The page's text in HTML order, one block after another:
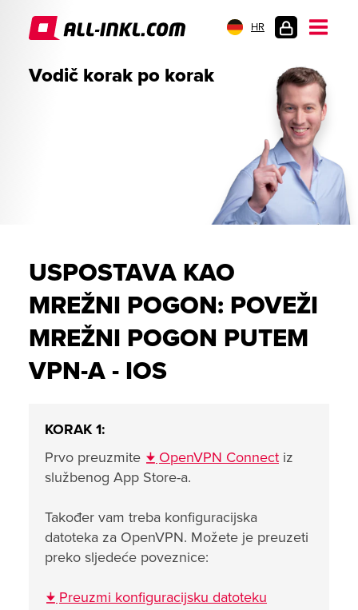
HR
Vodič korak po korak
USPOSTAVA KAO
MREŽNI POGON: POVEŽI
MREŽNI POGON PUTEM
VPN-A - IOS
KORAK 1:
Prvo preuzmite
OpenVPN Connect iz
službenog App Store-a.
Također vam treba konfiguracijska
datoteka za OpenVPN. Možete je preuzeti
preko sljedeće poveznice:
Preuzmi konfiguracijsku datoteku